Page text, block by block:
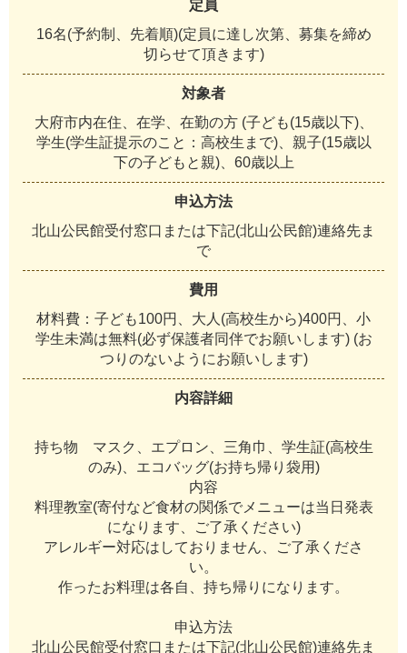
定員
16名(予約制 先着順)(定 員に達 し次第、 募集を締め
切 らせて頂き ま す)
対象者
大府市内在住 在学 在勤の方 (子ども(15歳以下)、
学生(学生証提示のこ と ： 高校生 ま で)、 親子(15歳以
下の子ども と 親)、 60歳以 上
申込方法
北山公民館受付窓口 ま たは下記(北山公民館)連絡先ま
で
費用
材料費 ： 子ども100円 大 人 (高校生から)400円
小
学生未満は無料(必ず保護者同伴でお願い し ま す) (お
つ り のないよ う にお願い し ま す)
内容詳細
持ち物 マス ク エプロ ン 三角巾 学生証(高校生
のみ)、 エコバッグ(お持ち帰 り 袋用)
内容
料理教室(寄付など食材の関係でメ ニ ュ ーは当 日 発表
にな り ま す ご了承 く ださ い)
アレ ルギー対応は してお り ま せん ご了承 く ださ
い。
作ったお料理は各自 持ち帰 り にな り ま す。
申込方法
北山公民館受付窓口 ま たは下記(北山公民館)連絡先ま